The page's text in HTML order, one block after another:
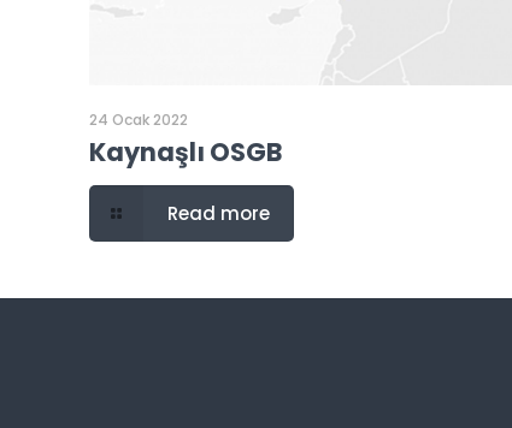
24 Ocak 2022
Kaynaşlı OSGB
Read more